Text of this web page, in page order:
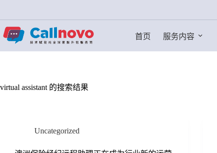
过
内
容
首页 服务内容
virtual assistant 的搜索结果
Uncategorized